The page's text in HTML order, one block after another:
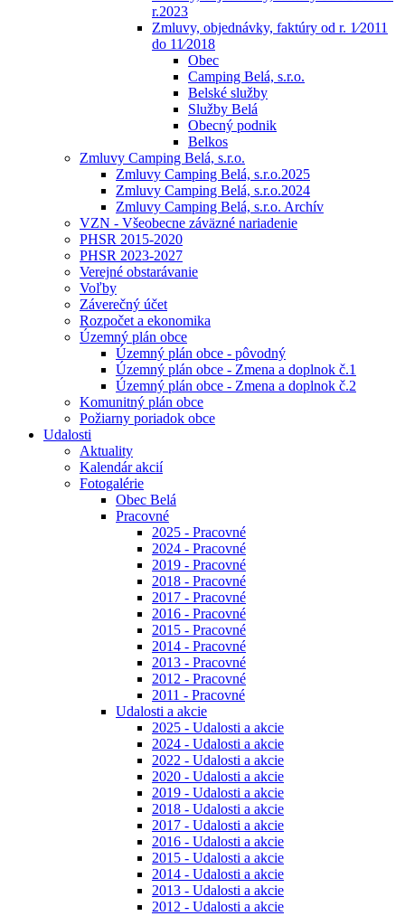
r.2023
Zmluvy, objednávky, faktúry od r. 1⁄2011
do 11⁄2018
Obec
Camping Belá, s.r.o.
Belské služby
Služby Belá
Obecný podnik
Belkos
Zmluvy Camping Belá, s.r.o.
Zmluvy Camping Belá, s.r.o.2025
Zmluvy Camping Belá, s.r.o.2024
Zmluvy Camping Belá, s.r.o. Archív
VZN - Všeobecne záväzné nariadenie
PHSR 2015-2020
PHSR 2023-2027
Verejné obstarávanie
Voľby
Záverečný účet
Rozpočet a ekonomika
Územný plán obce
Územný plán obce - pôvodný
Územný plán obce - Zmena a doplnok č.1
Územný plán obce - Zmena a doplnok č.2
Komunitný plán obce
Požiarny poriadok obce
Udalosti
Aktuality
Kalendár akcií
Fotogalérie
Obec Belá
Pracovné
2025 - Pracovné
2024 - Pracovné
2019 - Pracovné
2018 - Pracovné
2017 - Pracovné
2016 - Pracovné
2015 - Pracovné
2014 - Pracovné
2013 - Pracovné
2012 - Pracovné
2011 - Pracovné
Udalosti a akcie
2025 - Udalosti a akcie
2024 - Udalosti a akcie
2022 - Udalosti a akcie
2020 - Udalosti a akcie
2019 - Udalosti a akcie
2018 - Udalosti a akcie
2017 - Udalosti a akcie
2016 - Udalosti a akcie
2015 - Udalosti a akcie
2014 - Udalosti a akcie
2013 - Udalosti a akcie
2012 - Udalosti a akcie